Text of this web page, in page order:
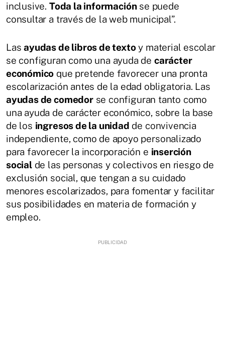
inclusive. Toda la informaciónse puede
consultar a través de la web municipal”.
Lasayudas de libros de textoy material escolar
se configuran como una ayuda de carácter
económico que pretende favorecer una pronta
escolarización antes de la edad obligatoria. Las
ayudas de comedorse configuran tanto como
una ayuda de carácter económico, sobre la base
de los ingresos de la unidad de convivencia
independiente, como de apoyo personalizado
para favorecer la incorporación e inserción
socialde las personas y colectivos en riesgo de
exclusión social, que tengan a su cuidado
menores escolarizados, para fomentar y facilitar
sus posibilidades en materia de formación y
empleo.